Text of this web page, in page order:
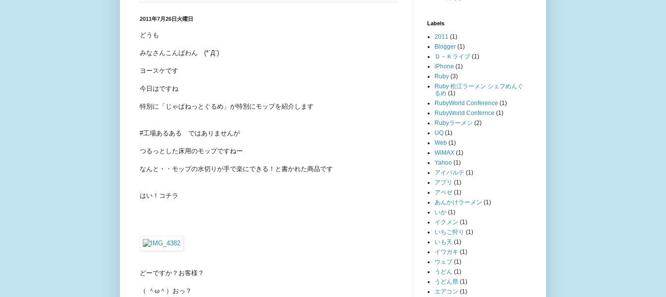
2011年7月26日火曜日
どうも
みなさんこんばわん (*´Д`)
ヨースケです
今日はですね
特別に「じゃぱねっとぐるめ」が特別にモップを紹介します
#工場あるある ではありませんが
つるっとした床用のモップですねー
なんと・・モップの水切りが手で楽にできる！と書かれた商品です
はい！コチラ
どーですか？お客様？
（ ＾ω＾）おっ？
Labels
2011 (1)
Blogger (1)
Ｄ－Ｋライブ (1)
iPhone (1)
Ruby (3)
Ruby 松江ラーメン シェフめんぐ
るめ (1)
RubyWorld Conference (1)
RubyWorld Confernce (1)
Rubyラーメン (2)
UQ (1)
Web (1)
WiMAX (1)
Yahoo (1)
アイパルテ (1)
アプリ (1)
アペゼ (1)
あんかけラーメン (1)
いか (1)
イクメン (1)
いちご狩り (1)
いも天 (1)
イワガキ (1)
ウェブ (1)
うどん (1)
うどん県 (1)
エアコン (1)